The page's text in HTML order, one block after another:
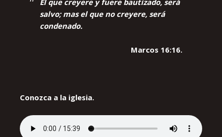
salvo; mas el que no creyere, será
condenado.
Marcos 16:16.
Conozca a la iglesia.